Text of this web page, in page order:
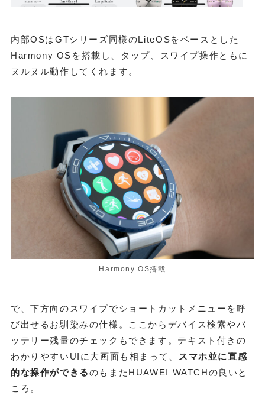
内部OSはGTシリーズ同様のLiteOSをベースとした
Harmony OSを搭載し、タップ、スワイプ操作ともに
ヌルヌル動作してくれます。
Harmony OS搭載
で、下方向のスワイプでショートカットメニューを呼
び出せるお馴染みの仕様。ここからデバイス検索やバ
ッテリー残量のチェックもできます。テキスト付きの
わかりやすいUIに大画面も相まって、
スマホ並に直感
的な操作ができるのもまたHUAWEI WATCHの良いと
ころ。